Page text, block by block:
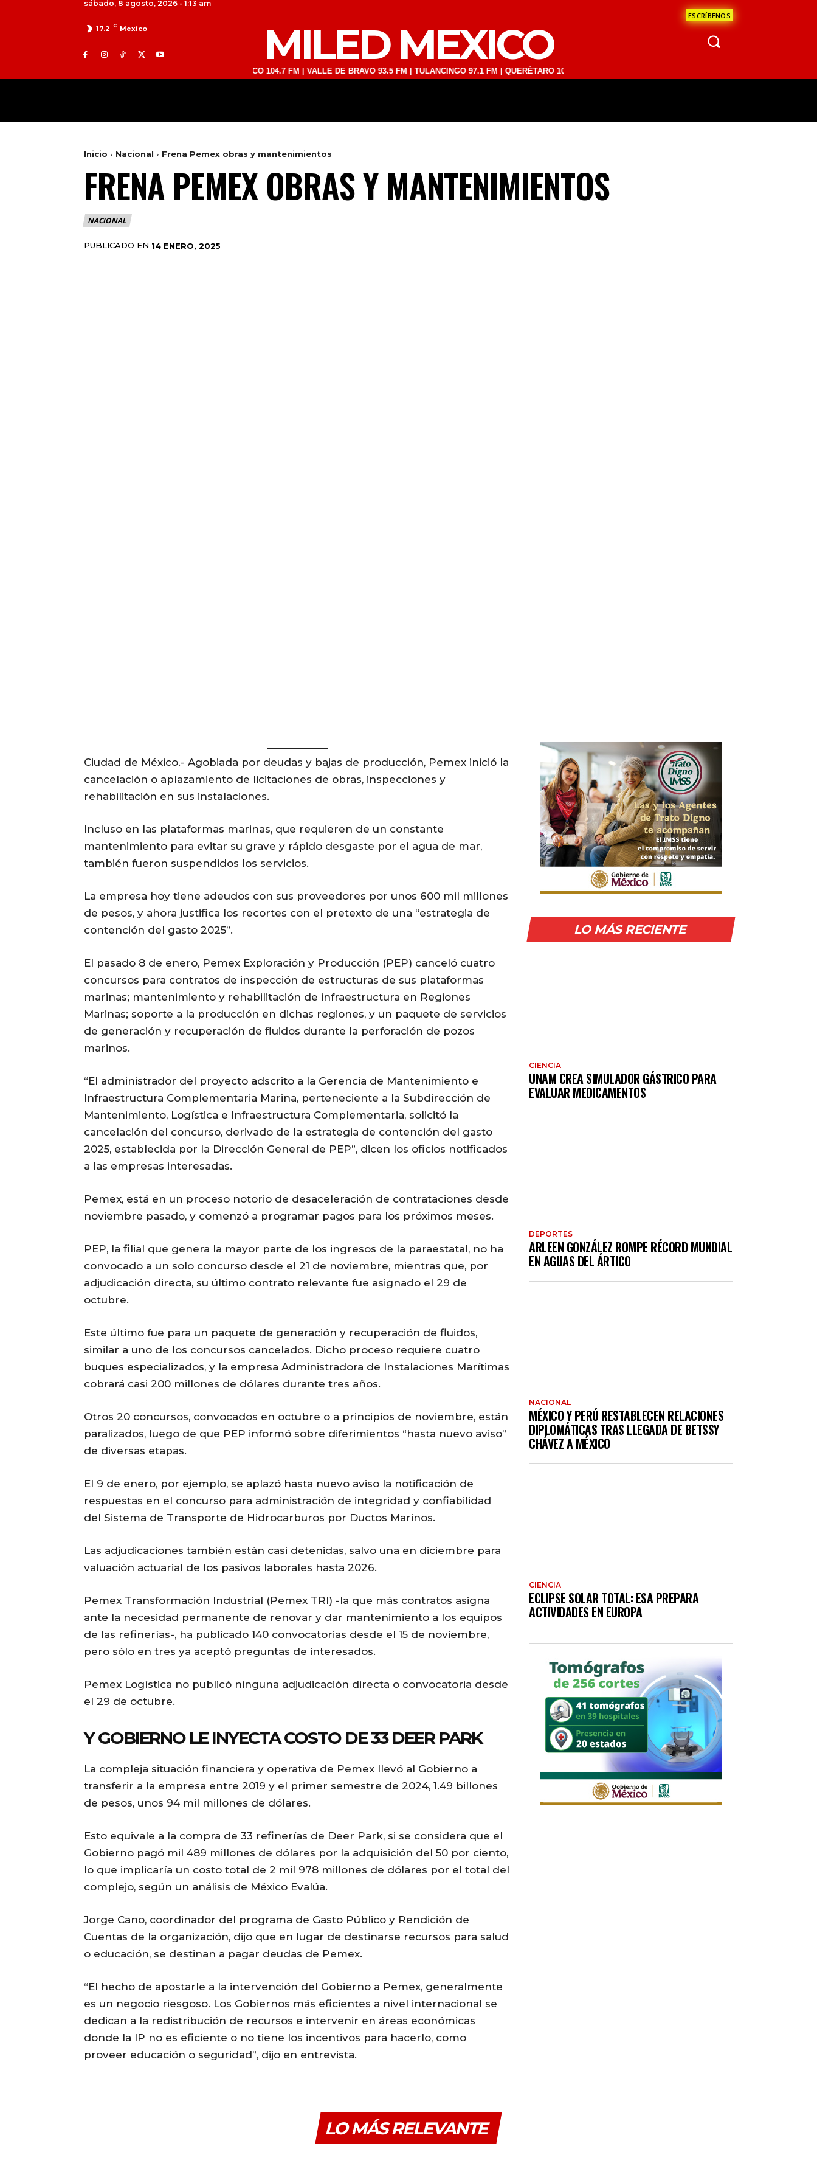
sábado, 8 agosto, 2026 - 1:13 am
ESCRÍBENOS
17.2 C Mexico MILED MEXICO
TOLUCA 98.9 FM | ATLACOMULCO 104.7 FM | VALLE DE BRAVO 93.5 FM | TULANCINGO 97.1 FM | QUERÉTARO 103.1 FM | SAN JUAN DEL RÍO 93.1 FM | GUADALAJARA 1510 AM | LA
Inicio Nacional Frena Pemex obras y mantenimientos
FRENA PEMEX OBRAS Y MANTENIMIENTOS
NACIONAL
PUBLICADO EN 14 ENERO, 2025
Ciudad de México.- Agobiada por deudas y bajas de producción, Pemex inició la
cancelación o aplazamiento de licitaciones de obras, inspecciones y
rehabilitación en sus instalaciones.
Incluso en las plataformas marinas, que requieren de un constante
mantenimiento para evitar su grave y rápido desgaste por el agua de mar,
también fueron suspendidos los servicios.
La empresa hoy tiene adeudos con sus proveedores por unos 600 mil millones
de pesos, y ahora justifica los recortes con el pretexto de una “estrategia de
contención del gasto 2025”.
El pasado 8 de enero, Pemex Exploración y Producción (PEP) canceló cuatro
concursos para contratos de inspección de estructuras de sus plataformas
marinas; mantenimiento y rehabilitación de infraestructura en Regiones
Marinas; soporte a la producción en dichas regiones, y un paquete de servicios
de generación y recuperación de fluidos durante la perforación de pozos
marinos.
“El administrador del proyecto adscrito a la Gerencia de Mantenimiento e
Infraestructura Complementaria Marina, perteneciente a la Subdirección de
Mantenimiento, Logística e Infraestructura Complementaria, solicitó la
cancelación del concurso, derivado de la estrategia de contención del gasto
2025, establecida por la Dirección General de PEP”, dicen los oficios notificados
a las empresas interesadas.
Pemex, está en un proceso notorio de desaceleración de contrataciones desde
noviembre pasado, y comenzó a programar pagos para los próximos meses.
PEP, la filial que genera la mayor parte de los ingresos de la paraestatal, no ha
convocado a un solo concurso desde el 21 de noviembre, mientras que, por
adjudicación directa, su último contrato relevante fue asignado el 29 de
octubre.
Este último fue para un paquete de generación y recuperación de fluidos,
similar a uno de los concursos cancelados. Dicho proceso requiere cuatro
buques especializados, y la empresa Administradora de Instalaciones Marítimas
cobrará casi 200 millones de dólares durante tres años.
Otros 20 concursos, convocados en octubre o a principios de noviembre, están
paralizados, luego de que PEP informó sobre diferimientos “hasta nuevo aviso”
de diversas etapas.
El 9 de enero, por ejemplo, se aplazó hasta nuevo aviso la notificación de
respuestas en el concurso para administración de integridad y confiabilidad
del Sistema de Transporte de Hidrocarburos por Ductos Marinos.
Las adjudicaciones también están casi detenidas, salvo una en diciembre para
valuación actuarial de los pasivos laborales hasta 2026.
Pemex Transformación Industrial (Pemex TRI) -la que más contratos asigna
ante la necesidad permanente de renovar y dar mantenimiento a los equipos
de las refinerías-, ha publicado 140 convocatorias desde el 15 de noviembre,
pero sólo en tres ya aceptó preguntas de interesados.
Pemex Logística no publicó ninguna adjudicación directa o convocatoria desde
el 29 de octubre.
Y GOBIERNO LE INYECTA COSTO DE 33 DEER PARK
La compleja situación financiera y operativa de Pemex llevó al Gobierno a
transferir a la empresa entre 2019 y el primer semestre de 2024, 1.49 billones
de pesos, unos 94 mil millones de dólares.
Esto equivale a la compra de 33 refinerías de Deer Park, si se considera que el
Gobierno pagó mil 489 millones de dólares por la adquisición del 50 por ciento,
lo que implicaría un costo total de 2 mil 978 millones de dólares por el total del
complejo, según un análisis de México Evalúa.
Jorge Cano, coordinador del programa de Gasto Público y Rendición de
Cuentas de la organización, dijo que en lugar de destinarse recursos para salud
o educación, se destinan a pagar deudas de Pemex.
“El hecho de apostarle a la intervención del Gobierno a Pemex, generalmente
es un negocio riesgoso. Los Gobiernos más eficientes a nivel internacional se
dedican a la redistribución de recursos e intervenir en áreas económicas
donde la IP no es eficiente o no tiene los incentivos para hacerlo, como
proveer educación o seguridad”, dijo en entrevista.
LO MÁS RECIENTE
CIENCIA
UNAM CREA SIMULADOR GÁSTRICO PARA
EVALUAR MEDICAMENTOS
DEPORTES
ARLEEN GONZÁLEZ ROMPE RÉCORD MUNDIAL
EN AGUAS DEL ÁRTICO
NACIONAL
MÉXICO Y PERÚ RESTABLECEN RELACIONES
DIPLOMÁTICAS TRAS LLEGADA DE BETSSY
CHÁVEZ A MÉXICO
CIENCIA
ECLIPSE SOLAR TOTAL: ESA PREPARA
ACTIVIDADES EN EUROPA
LO MÁS RELEVANTE